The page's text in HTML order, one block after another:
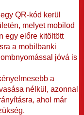
egy QR-kód kerül
melyet mobilod
egy előre kitöltött
a mobilbanki
jóvá is
a
nélkül, azonnal
ahol már